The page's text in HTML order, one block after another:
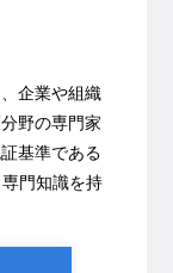
企業や組織
野の専門家
基準である
門知識を持